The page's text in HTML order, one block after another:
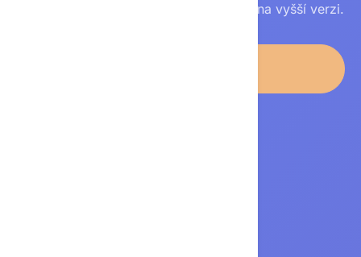
nebo vyšší limity, můžete později přejít na vyšší verzi.